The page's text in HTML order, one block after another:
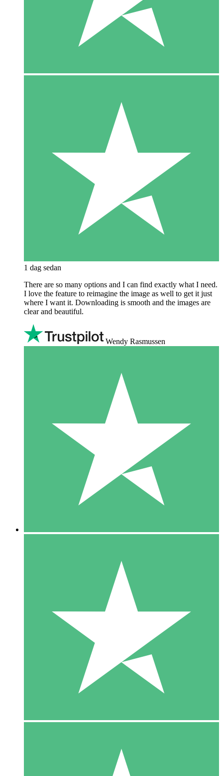
1 dag sedan
There are so many options and I can find exactly what I need.
I love the feature to reimagine the image as well to get it just
where I want it. Downloading is smooth and the images are
clear and beautiful.
Wendy Rasmussen